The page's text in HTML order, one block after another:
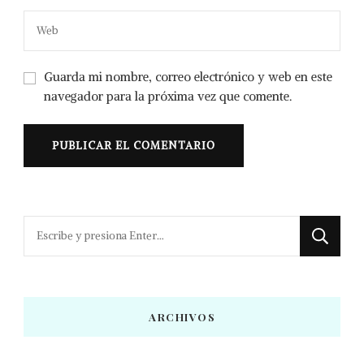
Guarda mi nombre, correo electrónico y web en este
navegador para la próxima vez que comente.
¿Buscas
ARCHIVOS